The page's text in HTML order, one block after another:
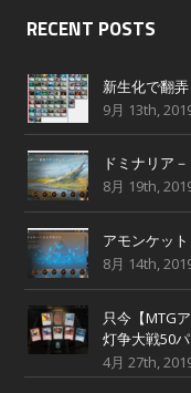
RECENT POSTS
新生化で翻
9月 13th,
ドミナリア
8月 19th,
アモンケッ
8月 14th,
只今【MTG
灯争大戦50パ
4月 27th,